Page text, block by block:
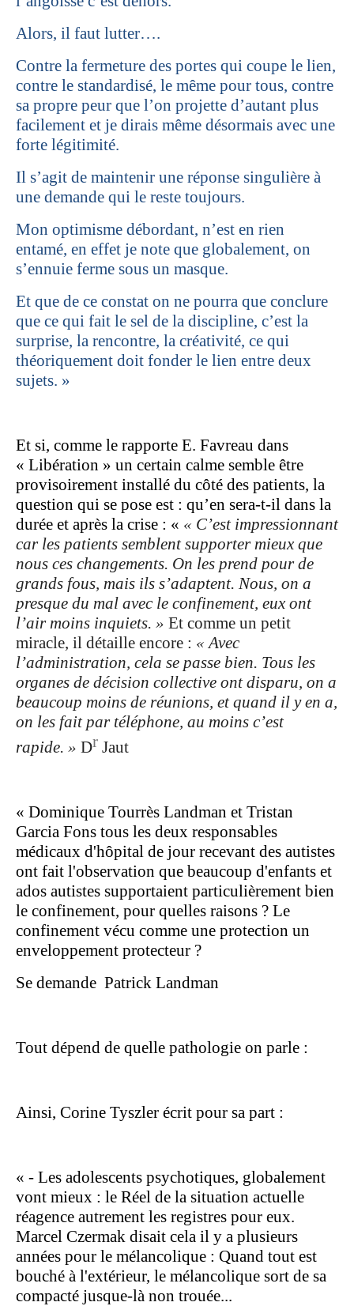
Alors, il faut lutter….
Contre la fermeture des portes qui coupe le lien,
contre le standardisé, le même pour tous, contre
sa propre peur que l’on projette d’autant plus
facilement et je dirais même désormais avec une
forte légitimité.
Il s’agit de maintenir une réponse singulière à
une demande qui le reste toujours.
Mon optimisme débordant, n’est en rien
entamé, en effet je note que globalement, on
s’ennuie ferme sous un masque.
Et que de ce constat on ne pourra que conclure
que ce qui fait le sel de la discipline, c’est la
surprise, la rencontre, la créativité, ce qui
théoriquement doit fonder le lien entre deux
sujets. »
Et si, comme le rapporte E. Favreau dans
« Libération » un certain calme semble être
provisoirement installé du côté des patients, la
question qui se pose est : qu’en sera-t-il dans la
durée et après la crise : « « C’est impressionnant
car les patients semblent supporter mieux que
nous ces changements. On les prend pour de
grands fous, mais ils s’adaptent. Nous, on a
presque du mal avec le confinement, eux ont
l’air moins inquiets. » Et comme un petit
miracle, il détaille encore : « Avec
l’administration, cela se passe bien. Tous les
organes de décision collective ont disparu, on a
beaucoup moins de réunions, et quand il y en a,
on les fait par téléphone, au moins c’est
rapide. » Dr Jaut
« Dominique Tourrès Landman et Tristan
Garcia Fons tous les deux responsables
médicaux d'hôpital de jour recevant des autistes
ont fait l'observation que beaucoup d'enfants et
ados autistes supportaient particulièrement bien
le confinement, pour quelles raisons ? Le
confinement vécu comme une protection un
enveloppement protecteur ?
Se demande Patrick Landman
Tout dépend de quelle pathologie on parle :
Ainsi, Corine Tyszler écrit pour sa part :
« - Les adolescents psychotiques, globalement
vont mieux : le Réel de la situation actuelle
réagence autrement les registres pour eux.
Marcel Czermak disait cela il y a plusieurs
années pour le mélancolique : Quand tout est
bouché à l'extérieur, le mélancolique sort de sa
compacté jusque-là non trouée...